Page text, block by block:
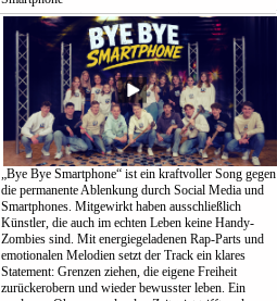
„Bye Bye Smartphone“ ist ein kraftvoller Song gegen
die permanente Ablenkung durch Social Media und
Smartphones. Mitgewirkt haben ausschließlich
Künstler, die auch im echten Leben keine Handy-
Zombies sind. Mit energiegeladenen Rap-Parts und
emotionalen Melodien setzt der Track ein klares
Statement: Grenzen ziehen, die eigene Freiheit
zurückerobern und wieder bewusster leben. Ein